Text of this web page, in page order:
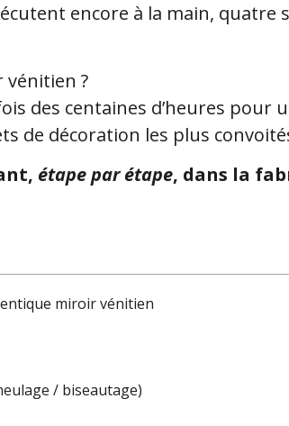
encore à la main, quatre
?
des centaines d’heures pour
de décoration les plus
étape par étape, dans la
miroir vénitien
/ biseautage)